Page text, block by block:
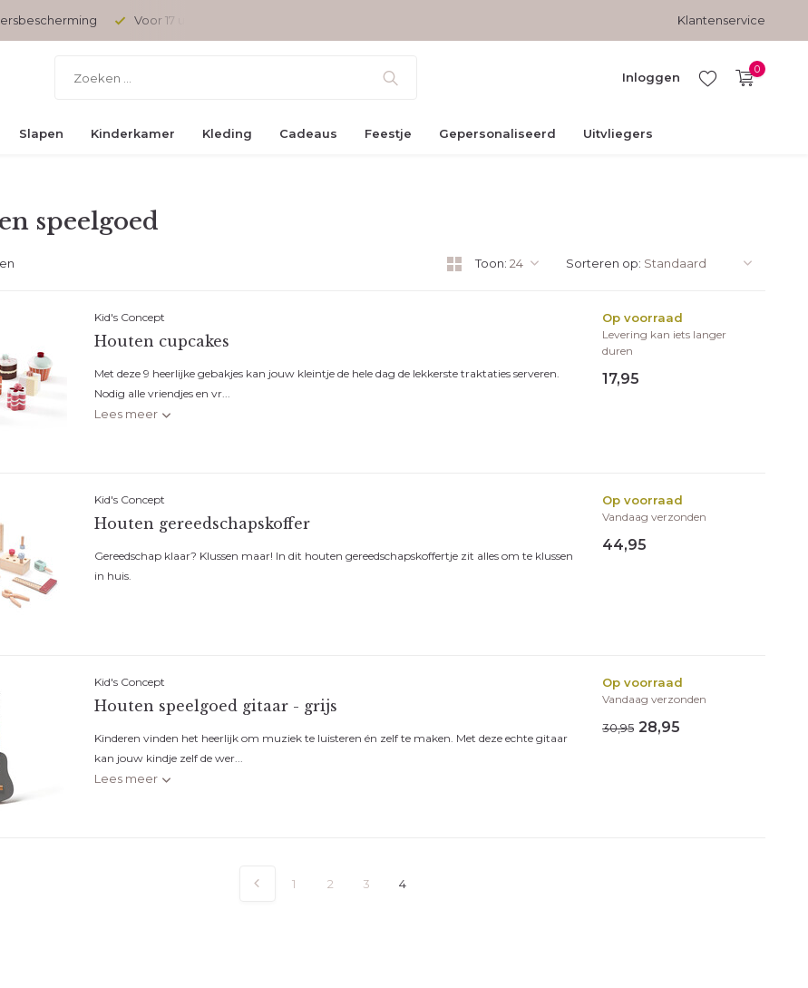
Voor 17 uur besteld, vandaag verzonden Veilig betalen met
Klantenservice
Inloggen
0
Slapen Kinderkamer Kleding Cadeaus Feestje Gepersonaliseerd Uitvliegers
speelgoed
Toon: Sorteren op:
Kid's Concept
Houten cupcakes
Met deze 9 heerlijke gebakjes kan jouw kleintje de hele dag de lekkerste traktaties serveren.
Nodig alle vriendjes en vr...
Lees meer
Op voorraad
Levering kan iets langer
duren
17,95
Kid's Concept
Houten gereedschapskoffer
Gereedschap klaar? Klussen maar! In dit houten gereedschapskoffertje zit alles om te klussen
in huis.
Op voorraad
Vandaag verzonden
44,95
Kid's Concept
Houten speelgoed gitaar - grijs
Kinderen vinden het heerlijk om muziek te luisteren én zelf te maken. Met deze echte gitaar
kan jouw kindje zelf de wer...
Lees meer
Op voorraad
Vandaag verzonden
30,95 28,95
1 2 3 4